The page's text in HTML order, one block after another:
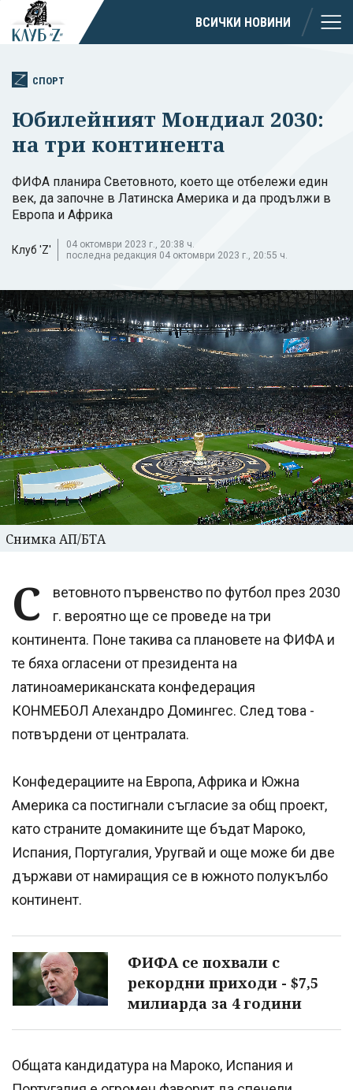
ВСИЧКИ НОВИНИ
СПОРТ
Юбилейният Мондиал 2030:
на три континента
ФИФА планира Световното, което ще отбележи един
век, да започне в Латинска Америка и да продължи в
Европа и Африка
Клуб 'Z'
04 октомври 2023 г., 20:38 ч.
последна редакция 04 октомври 2023 г., 20:55 ч.
Снимка АП/БТА
С
ветовното първенство по футбол през 2030
г. вероятно ще се проведе на три
континента. Поне такива са плановете на ФИФА и
те бяха огласени от президента на
латиноамериканската конфедерация
КОНМЕБОЛ Алехандро Домингес. След това -
потвърдени от централата.
Конфедерациите на Европа, Африка и Южна
Америка са постигнали съгласие за общ проект,
като страните домакините ще бъдат Мароко,
Испания, Португалия, Уругвай и още може би две
държави от намиращия се в южното полукълбо
континент.
ФИФА се похвали с
рекордни приходи - $7,5
милиарда за 4 години
Общата кандидатура на Мароко, Испания и